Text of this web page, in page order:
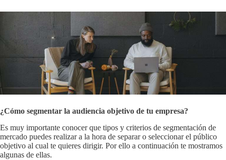
¿Cómo segmentar la audiencia objetivo de tu empresa?
Es muy importante conocer que tipos y criterios de segmentación de
mercado puedes realizar a la hora de separar o seleccionar el público
objetivo al cual te quieres dirigir. Por ello a continuación te mostramos
algunas de ellas.